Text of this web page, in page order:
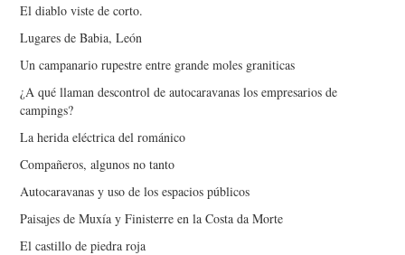
El diablo viste de corto.
Lugares de Babia, León
Un campanario rupestre entre grande moles graniticas
¿A qué llaman descontrol de autocaravanas los empresarios de
campings?
La herida eléctrica del románico
Compañeros, algunos no tanto
Autocaravanas y uso de los espacios públicos
Paisajes de Muxía y Finisterre en la Costa da Morte
El castillo de piedra roja